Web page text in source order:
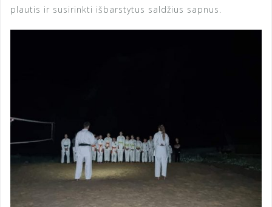
plautis ir susirinkti išbarstytus saldžius sapnus.